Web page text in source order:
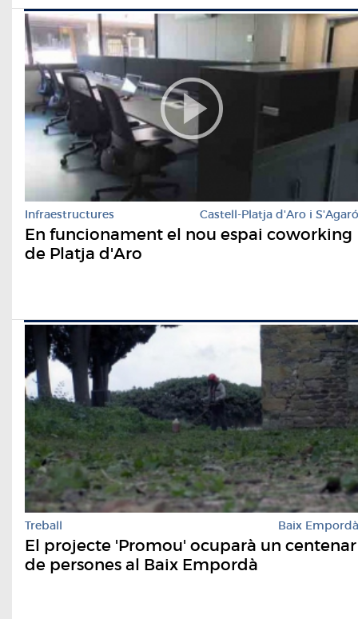
Infraestructures Castell-Platja d'Aro i S'Agaró
En funcionament el nou espai coworking
de Platja d'Aro
Treball Baix Empordà
El projecte 'Promou' ocuparà un centenar
de persones al Baix Empordà